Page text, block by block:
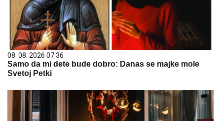
08. 08. 2026 07:36
Samo da mi dete bude dobro: Danas se majke mole
Svetoj Petki